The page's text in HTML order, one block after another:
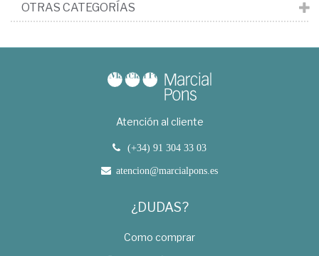
OTRAS CATEGORÍAS
Atención al cliente
(+34) 91 304 33 03
atencion@marcialpons.es
¿DUDAS?
Como comprar